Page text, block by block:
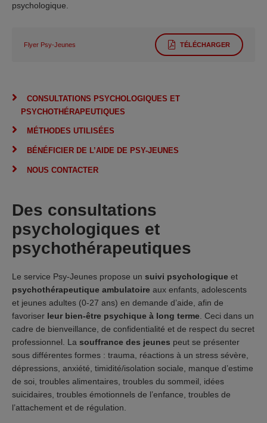
psychologique.
Flyer Psy-Jeunes TÉLÉCHARGER
CONSULTATIONS PSYCHOLOGIQUES ET
PSYCHOTHÉRAPEUTIQUES
MÉTHODES UTILISÉES
BÉNÉFICIER DE L’AIDE DE PSY-JEUNES
NOUS CONTACTER
Des consultations
psychologiques et
psychothérapeutiques
Le service Psy-Jeunes propose un suivi psychologique et
psychothérapeutique ambulatoire aux enfants, adolescents
et jeunes adultes (0-27 ans) en demande d’aide, afin de
favoriser leur bien-être psychique à long terme . Ceci dans un
cadre de bienveillance, de confidentialité et de respect du secret
professionnel. La souffrance des jeunes peut se présenter
sous différentes formes : trauma, réactions à un stress sévère,
dépressions, anxiété, timidité/isolation sociale, manque d’estime
de soi, troubles alimentaires, troubles du sommeil, idées
suicidaires, troubles émotionnels de l’enfance, troubles de
l’attachement et de régulation.